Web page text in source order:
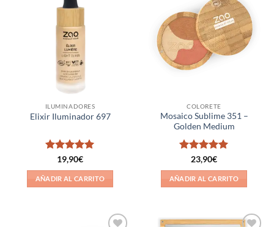
ILUMINADORES
Elixir Iluminador 697
Valorado
con5de 5
19,90€
AÑADIR AL CARRITO
Añadir
a la
lista de
deseos
COLORETE
Mosaico Sublime 351 –
Golden Medium
Valorado
con5de 5
23,90€
AÑADIR AL CARRITO